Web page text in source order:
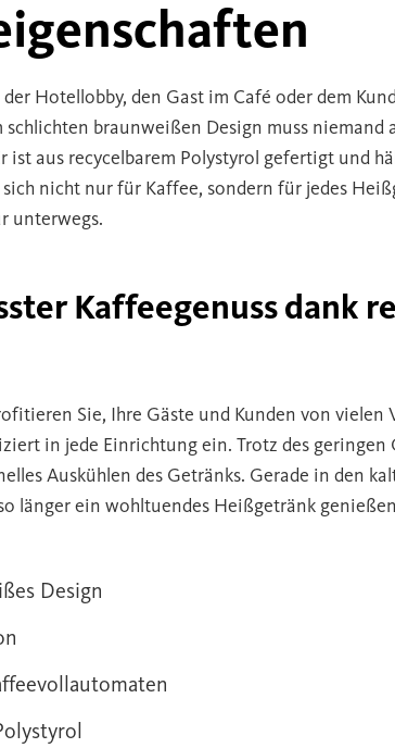
Hotellobby, den Gast im Café oder dem
schlichten braunweißen Design muss niemand
ist aus recycelbarem Polystyrol gefertigt und
nicht nur für Kaffee, sondern für jedes
unterwegs.
Kaffeegenuss dank
Sie, Ihre Gäste und Kunden von vielen
in jede Einrichtung ein. Trotz des geringen
Auskühlen des Getränks. Gerade in den
länger ein wohltuendes Heißgetränk
Design